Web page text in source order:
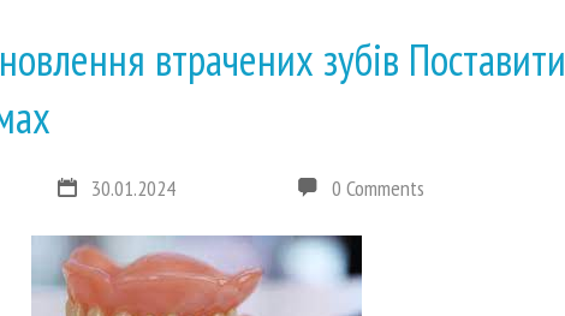
втрачених зубів Поставити
30.01.2024 0 Comments